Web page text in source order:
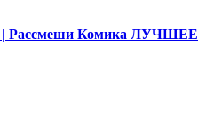
| Рассмеши Комика ЛУЧШЕЕ